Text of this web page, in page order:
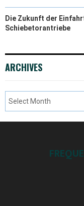
Die Zukunft der
Schiebetorantriebe
ARCHIVES